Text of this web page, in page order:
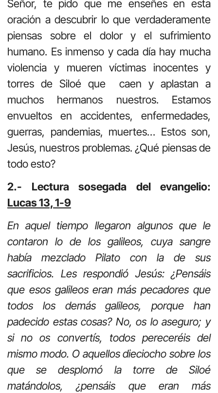
Señor, te pido que me enseñes en esta
oración a descubrir lo que verdaderamente
piensas sobre el dolor y el sufrimiento
humano. Es inmenso y cada día hay mucha
violencia y mueren víctimas inocentes y
torres de Siloé que caen y aplastan a
muchos hermanos nuestros. Estamos
envueltos en accidentes, enfermedades,
guerras, pandemias, muertes… Estos son,
Jesús, nuestros problemas. ¿Qué piensas de
todo esto?
2.- Lectura sosegada del evangelio:
Lucas 13, 1-9
En aquel tiempo llegaron algunos que le
contaron lo de los galileos, cuya sangre
había mezclado Pilato con la de sus
sacrificios. Les respondió Jesús: ¿Pensáis
que esos galileos eran más pecadores que
todos los demás galileos, porque han
padecido estas cosas? No, os lo aseguro; y
si no os convertís, todos pereceréis del
mismo modo. O aquellos dieciocho sobre los
que se desplomó la torre de Siloé
matándolos, ¿pensáis que eran más